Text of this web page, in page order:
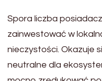
Spora liczba
zainwestować w
nieczystości. Okazuje
neutralne dla